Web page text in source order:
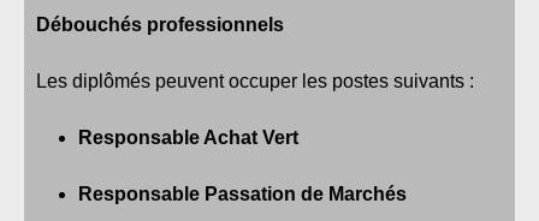
Débouchés professionnels
Les diplômés peuvent occuper les postes suivants :
Responsable Achat Vert
Responsable Passation de Marchés